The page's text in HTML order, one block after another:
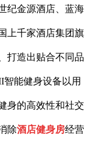
纪金源酒店、蓝海
上千家酒店集团旗
打造出贴合不同品
能健身设备以用
身的高效性和社交
除酒店健身房经营